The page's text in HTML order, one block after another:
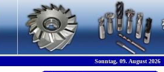
Sonntag, 09. August 2026